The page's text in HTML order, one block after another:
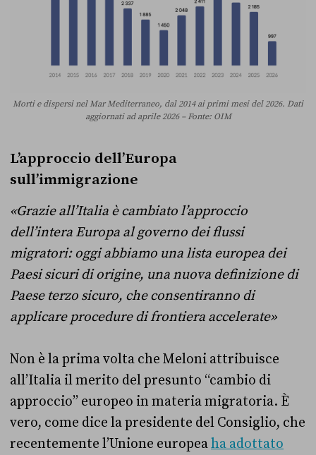
Morti e dispersi nel Mar Mediterraneo, dal 2014 ai primi mesi del 2026. Dati
aggiornati ad aprile 2026 – Fonte: OIM
L’approccio dell’Europa
sull’immigrazione
«Grazie all’Italia è cambiato l’approccio
dell’intera Europa al governo dei flussi
migratori: oggi abbiamo una lista europea dei
Paesi sicuri di origine, una nuova definizione di
Paese terzo sicuro, che consentiranno di
applicare procedure di frontiera accelerate»
Non è la prima volta che Meloni attribuisce
all’Italia il merito del presunto “cambio di
approccio” europeo in materia migratoria. È
vero, come dice la presidente del Consiglio, che
recentemente l’Unione europeaha adottato